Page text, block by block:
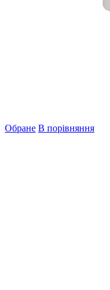
Обране В порівняння